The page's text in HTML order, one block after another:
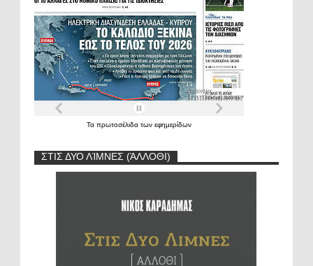
Τα πρωτοσέλιδα των εφημερίδων
ΣΤΙΣ ΔΥΟ ΛΊΜΝΕΣ (ΆΛΛΟΘΙ)